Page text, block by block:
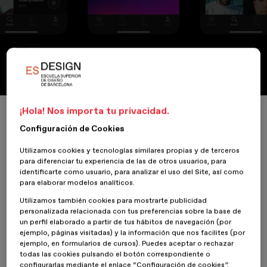
Portfolio
The Collector
Inicio ESDESIGNERS The Collector
6 Abril 2020Xavier Navarro
The Collector es una herramienta para los amantes de la música y
los vinilos que organiza colecciones de vinilos a través de láminas
que resumen el contenido de las obras. El objetivo final de la
es poder comprar estas láminas que irán dentro de un
binderpara
poder organizarlas libremente.
¡Hola! Nos importa tu privacidad.
Configuración de Cookies
Utilizamos cookies y tecnologías similares propias y de terceros
para diferenciar tu experiencia de las de otros usuarios, para
identificarte como usuario, para analizar el uso del Site, así como
para elaborar modelos analíticos.
Utilizamos también cookies para mostrarte publicidad
personalizada relacionada con tus preferencias sobre la base de
un perfil elaborado a partir de tus hábitos de navegación (por
ejemplo, páginas visitadas) y la información que nos facilites (por
ejemplo, en formularios de cursos). Puedes aceptar o rechazar
todas las cookies pulsando el botón correspondiente o